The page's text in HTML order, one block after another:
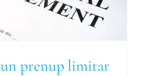
un prenup limitar